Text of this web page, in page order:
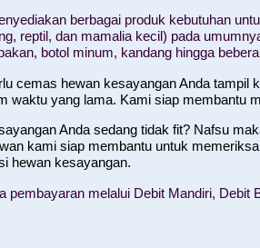
berbagai produk kebutuhan
reptil, dan mamalia kecil) pada
botol minum, kandang hingga
cemas hewan kesayangan Anda tampil
waktu yang lama. Kami siap membantu
Anda sedang tidak fit? Nafsu
kami siap membantu untuk
hewan kesayangan.
pembayaran melalui Debit Mandiri,